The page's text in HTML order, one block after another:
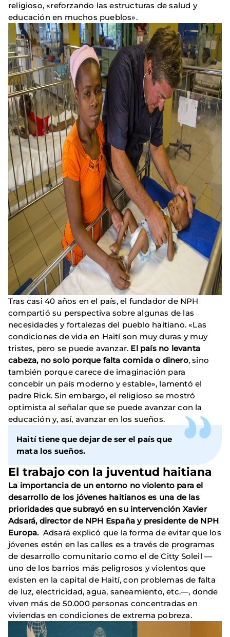
religioso, «reforzando las estructuras de salud y
educación en muchos pueblos».
Tras casi 40 años en el país, el fundador de NPH
compartió su perspectiva sobre algunas de las
necesidades y fortalezas del pueblo haitiano. «Las
condiciones de vida en Haití son muy duras y muy
tristes, pero se puede avanzar. El país no levanta
cabeza, no solo porque falta comida o dinero, sino
también porque carece de imaginación para
concebir un país moderno y estable», lamentó el
padre Rick. Sin embargo, el religioso se mostró
optimista al señalar que se puede avanzar con la
educación y, así, avanzar en los sueños.
Haití tiene que dejar de ser el país que
mata los sueños.
El trabajo con la juventud haitiana
La importancia de un entorno no violento para el
desarrollo de los jóvenes haitianos es una de las
prioridades que subrayó en su intervención Xavier
Adsará, director de NPH España y presidente de NPH
Europa. Adsará explicó que la forma de evitar que los
jóvenes estén en las calles es a través de programas
de desarrollo comunitario como el de Citty Soleil —
uno de los barrios más peligrosos y violentos que
existen en la capital de Haití, con problemas de falta
de luz, electricidad, agua, saneamiento, etc.—, donde
viven más de 50.000 personas concentradas en
viviendas en condiciones de extrema pobreza.